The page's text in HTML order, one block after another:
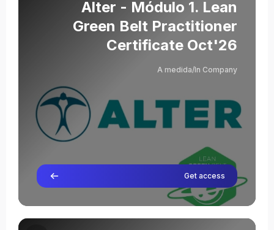
Severino Abad
Unai Ayerdi Conde
מורה לא עורך
תמונת הקורס
שם הקורס
Alter - Módulo 1. Lean
Green Belt Practitioner
Certificate Oct'26
A medida/In Company
Get access
תמונת הקורס ADMValue - Lean Yellow Belt Practitioner Certificate Sep'26